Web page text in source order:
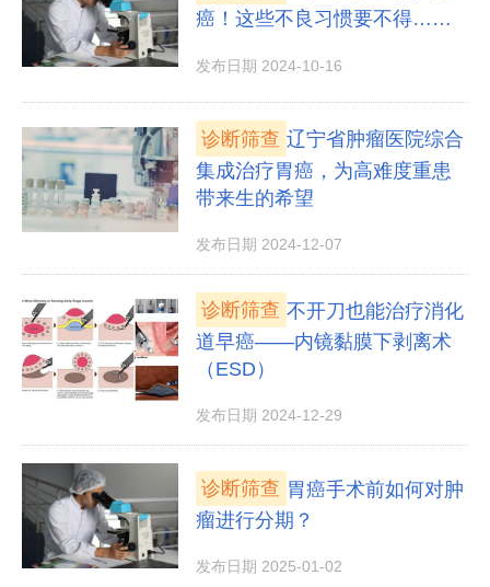
癌！这些不良习惯要不得……
发布日期 2024-10-16
诊断筛查 辽宁省肿瘤医院综合
集成治疗胃癌，为高难度重患
带来生的希望
发布日期 2024-12-07
诊断筛查 不开刀也能治疗消化
道早癌——内镜黏膜下剥离术
（ESD）
发布日期 2024-12-29
诊断筛查 胃癌手术前如何对肿
瘤进行分期？
发布日期 2025-01-02